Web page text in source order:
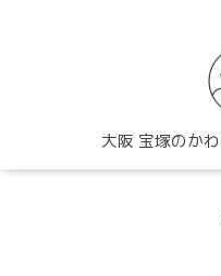
大阪 宝塚のか